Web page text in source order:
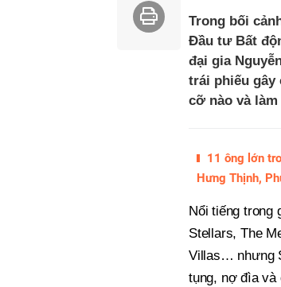
Trong bối
Đầu tư Bất
đại gia
trái phiếu gây
cỡ nào và
11 ông lớn
Hưng Thịnh,
Nổi tiếng trong
Stellars, The
Villas… nhưng
tụng, nợ đìa và